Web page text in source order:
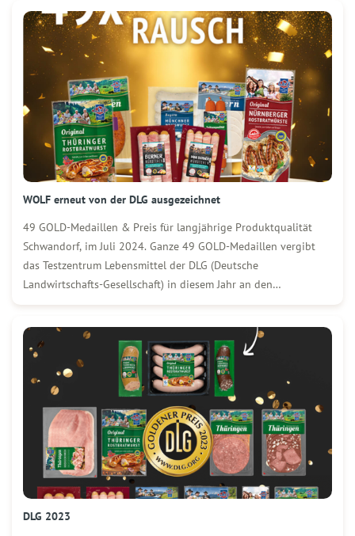
WOLF erneut von der DLG ausgezeichnet
49 GOLD-Medaillen & Preis für langjährige Produktqualität
Schwandorf, im Juli 2024. Ganze 49 GOLD-Medaillen vergibt
das Testzentrum Lebensmittel der DLG (Deutsche
Landwirtschafts-Gesellschaft) in diesem Jahr an den
WOLF Firmengruppe für die Standorte Schwandorf, Nürnberg
und Schmölln dieses […]
DLG 2023